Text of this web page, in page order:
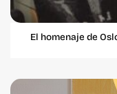
El homenaje de